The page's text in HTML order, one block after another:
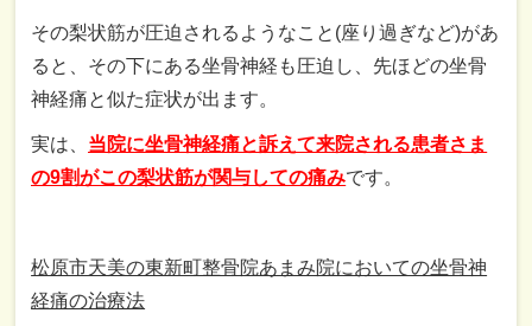
その梨状筋が圧迫されるようなこと(座り過ぎなど)があ
ると、その下にある坐骨神経も圧迫し、先ほどの坐骨
神経痛と似た症状が出ます。
実は、 当院に坐骨神経痛と訴えて来院される患者さま
の9割がこの梨状筋が関与しての痛みです。
松原市天美の東新町整骨院あまみ院においての坐骨神
経痛の治療法